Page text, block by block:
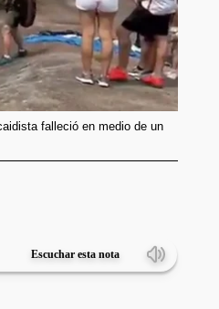
falleció en medio de un
Escuchar esta nota